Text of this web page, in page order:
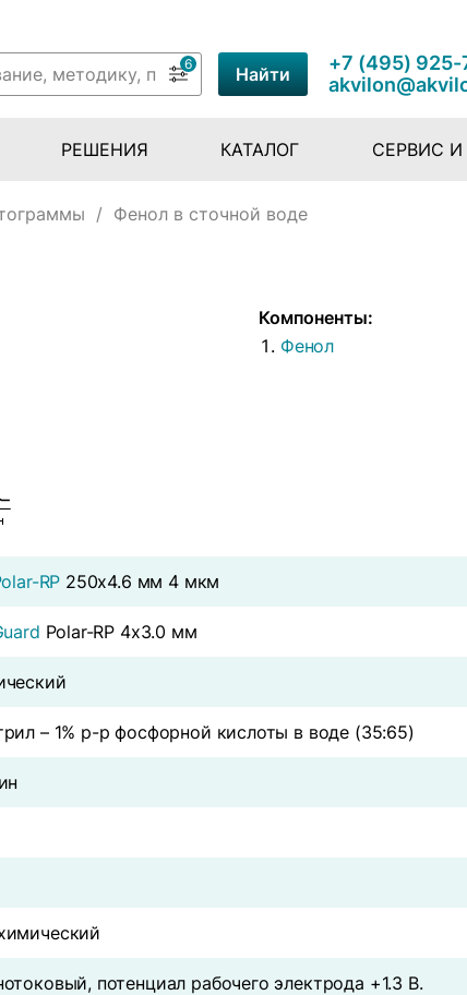
6 Найти
+7 (495) 925-
РЕШЕНИЯ КАТАЛОГ СЕРВИС
/ Фенол в сточной воде
Компоненты:
Фенол
RP 250х4.6 мм 4 мкм
Polar-RP 4х3.0 мм
– 1% р-р фосфорной кислоты в воде (35:65)
потенциал рабочего электрода +1.3 В.